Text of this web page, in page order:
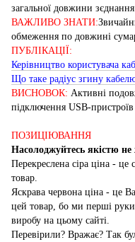
загальної довжини зєднання
ВАЖЛИВО ЗНАТИ:
обмеження по довжині
ПУБЛІКАЦІЇ:
Керівництво користувача
Що таке радіус згину
ВИСНОВОК: Активні
підключення USB-пристроїв
ПОЗИЦІЮВАННЯ
Насолоджуйтесь якістю
Перекреслена сіра ціна - це
товар.
Яскрава червона ціна - це
цей товар, бо ми перші
виробу на цьому сайті.
Перевірили? Вражає? Так